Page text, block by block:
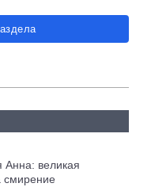
Анна: великая
смирение